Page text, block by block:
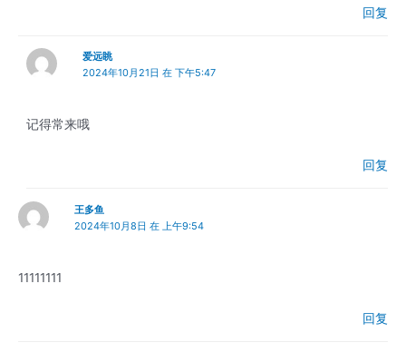
回复
爱远眺
2024年10月21日 在 下午5:47
记得常来哦
回复
王多鱼
2024年10月8日 在 上午9:54
11111111
回复